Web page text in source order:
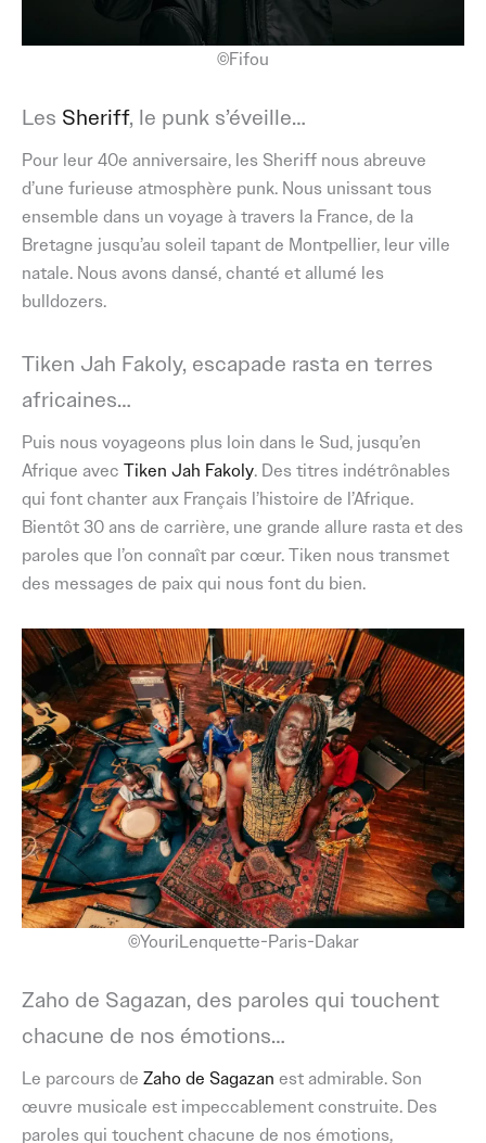
©Fifou
Les Sheriff, le punk s’éveille…
Pour leur 40e anniversaire, les Sheriff nous abreuve
d’une furieuse atmosphère punk. Nous unissant tous
ensemble dans un voyage à travers la France, de la
Bretagne jusqu’au soleil tapant de Montpellier, leur ville
natale. Nous avons dansé, chanté et allumé les
bulldozers.
Tiken Jah Fakoly, escapade rasta en terres
africaines…
Puis nous voyageons plus loin dans le Sud, jusqu’en
Afrique avec Tiken Jah Fakoly. Des titres indétrônables
qui font chanter aux Français l’histoire de l’Afrique.
Bientôt 30 ans de carrière, une grande allure rasta et des
paroles que l’on connaît par cœur. Tiken nous transmet
des messages de paix qui nous font du bien.
©YouriLenquette-Paris-Dakar
Zaho de Sagazan, des paroles qui touchent
chacune de nos émotions…
Le parcours de Zaho de Sagazan est admirable. Son
œuvre musicale est impeccablement construite. Des
paroles qui touchent chacune de nos émotions,